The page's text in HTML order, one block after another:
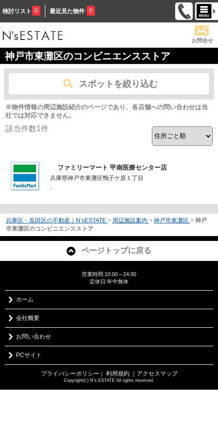
検討リスト 0 最近見た物件 0
お問合せ
神戸市東灘区のコンビニエンスストア
スポットを絞り込む
※物件情報の周辺施設紹介のページであり、各店舗への問い合わせは当
社では対応できません。
該当件数1件
ファミリーマート 甲南医療センター店
兵庫県神戸市東灘区鴨子ケ原１丁目
-
兵庫区・長田区の不動産｜N’sESTATE > 周辺施設案内 > 神戸市東灘区 > 神戸
市東灘区のコンビニエンスストア
ページトップに戻る
営業時間:10:00～24:00
定休日:年中無休
ホーム
会社概要
お問い合わせ
PCサイト
プライバシーポリシー ｜ 利用規約 ｜アクセスマップ
Copyright(c) N's ESTATE All rights reserved.